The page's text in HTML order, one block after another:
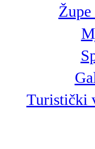
Turistički